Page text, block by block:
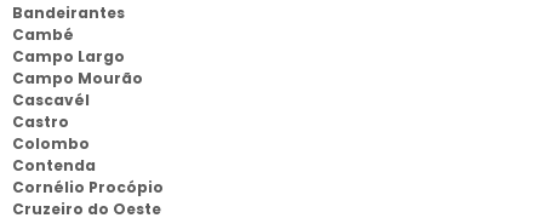
Bandeirantes
Cambé
Campo Largo
Campo Mourão
Cascavél
Castro
Colombo
Contenda
Cornélio Procópio
Cruzeiro do Oeste